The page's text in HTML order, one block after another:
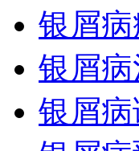
银屑
银屑
银屑